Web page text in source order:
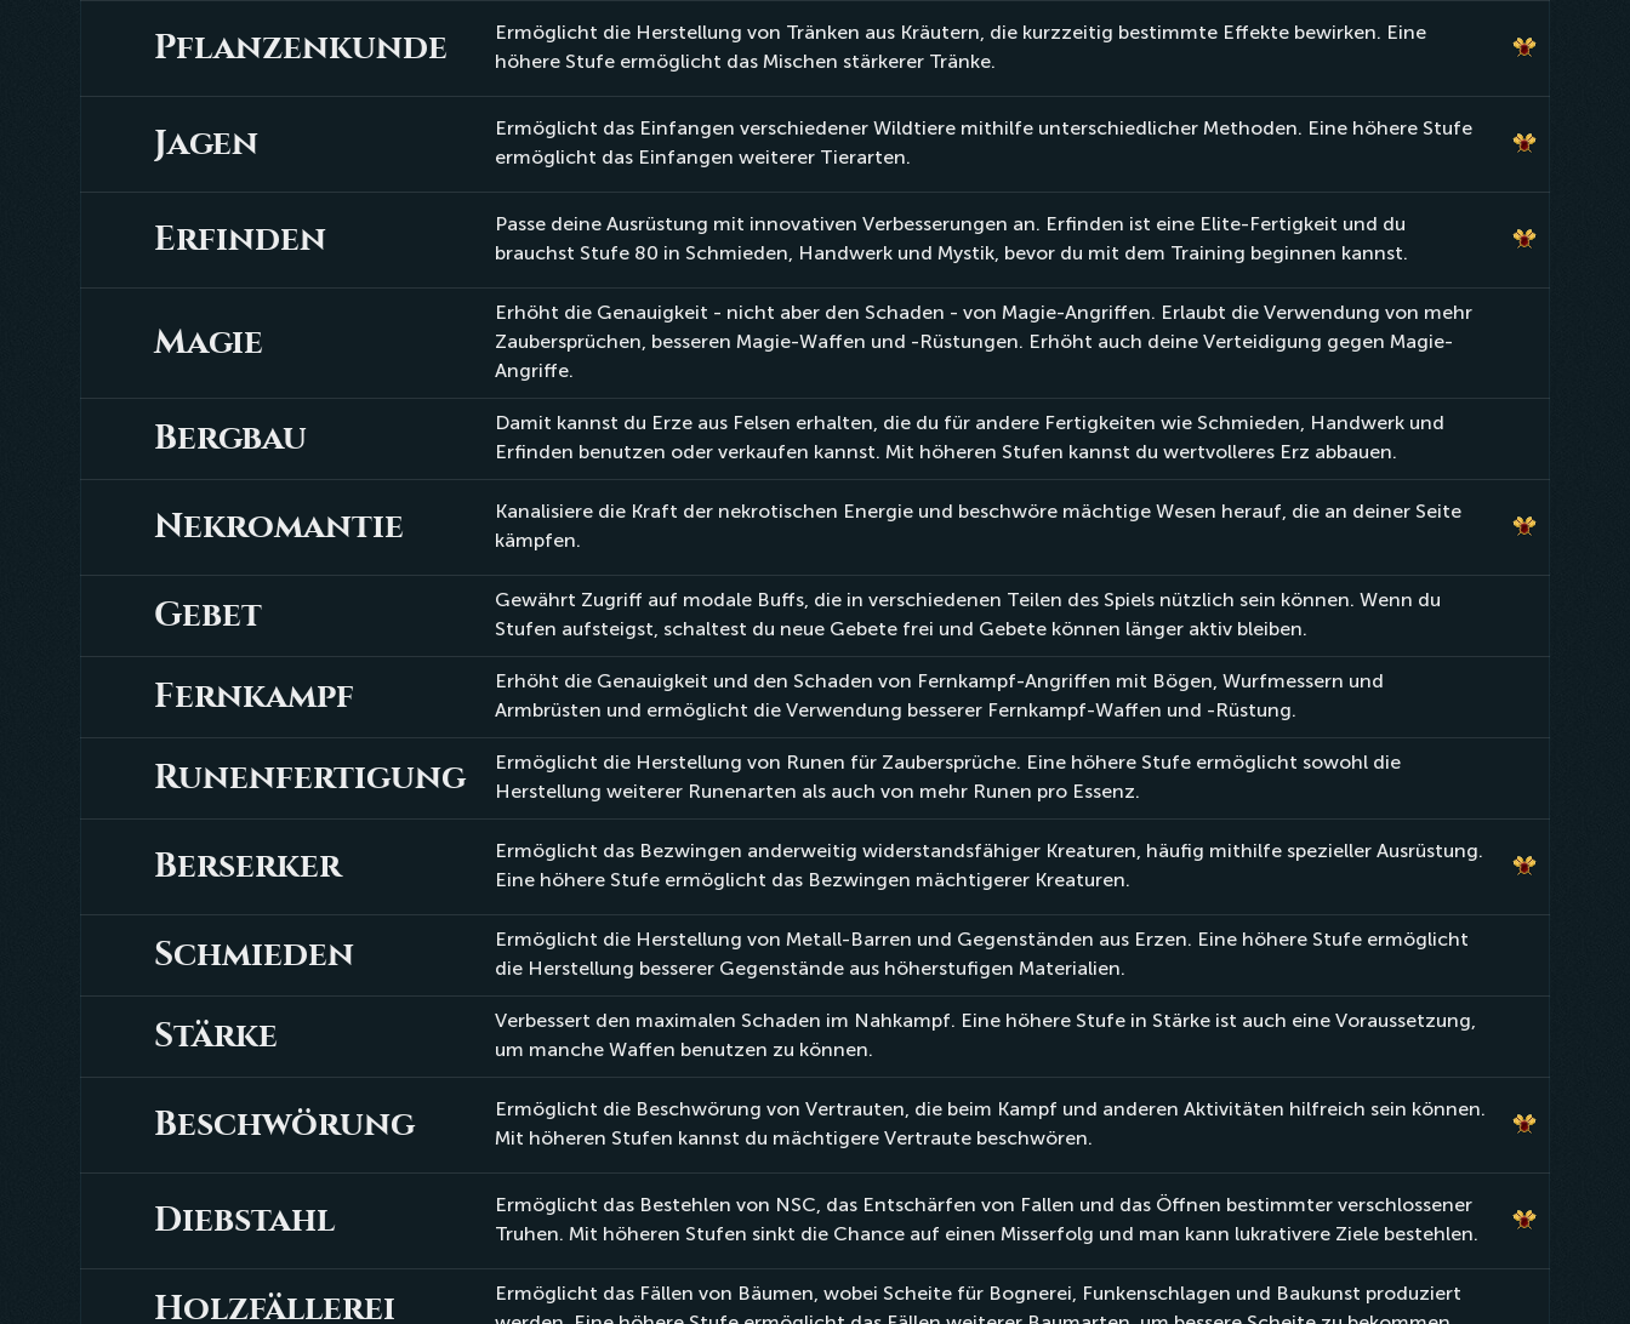
Pflanzenkunde
Pflanzenkunde
Ermöglicht die Herstellung von Tränken aus Kräutern, die kurzzeitig bestimmte Effekte bewirken. Eine
höhere Stufe ermöglicht das Mischen stärkerer Tränke.
JagenJagen
Ermöglicht das Einfangen verschiedener Wildtiere mithilfe unterschiedlicher Methoden. Eine höhere Stufe
ermöglicht das Einfangen weiterer Tierarten.
Erfinden
Erfinden
Passe deine Ausrüstung mit innovativen Verbesserungen an. Erfinden ist eine Elite-Fertigkeit und du
brauchst Stufe 80 in Schmieden, Handwerk und Mystik, bevor du mit dem Training beginnen kannst.
Magie
Magie
Erhöht die Genauigkeit - nicht aber den Schaden - von Magie-Angriffen. Erlaubt die Verwendung von mehr
Zaubersprüchen, besseren Magie-Waffen und -Rüstungen. Erhöht auch deine Verteidigung gegen Magie-
Angriffe.
Bergbau
Bergbau
Damit kannst du Erze aus Felsen erhalten, die du für andere Fertigkeiten wie Schmieden, Handwerk und
Erfinden benutzen oder verkaufen kannst. Mit höheren Stufen kannst du wertvolleres Erz abbauen.
Nekromantie
Nekromantie
Kanalisiere die Kraft der nekrotischen Energie und beschwöre mächtige Wesen herauf, die an deiner Seite
kämpfen.
GebetGebet
Gewährt Zugriff auf modale Buffs, die in verschiedenen Teilen des Spiels nützlich sein können. Wenn du
Stufen aufsteigst, schaltest du neue Gebete frei und Gebete können länger aktiv bleiben.
Fernkampf
Fernkampf
Erhöht die Genauigkeit und den Schaden von Fernkampf-Angriffen mit Bögen, Wurfmessern und
Armbrüsten und ermöglicht die Verwendung besserer Fernkampf-Waffen und -Rüstung.
Runenfertigung
Runenfertigung
Ermöglicht die Herstellung von Runen für Zaubersprüche. Eine höhere Stufe ermöglicht sowohl die
Herstellung weiterer Runenarten als auch von mehr Runen pro Essenz.
Berserker
Berserker
Ermöglicht das Bezwingen anderweitig widerstandsfähiger Kreaturen, häufig mithilfe spezieller Ausrüstung.
Eine höhere Stufe ermöglicht das Bezwingen mächtigerer Kreaturen.
Schmieden
Schmieden
Ermöglicht die Herstellung von Metall-Barren und Gegenständen aus Erzen. Eine höhere Stufe ermöglicht
die Herstellung besserer Gegenstände aus höherstufigen Materialien.
Stärke
Stärke
Verbessert den maximalen Schaden im Nahkampf. Eine höhere Stufe in Stärke ist auch eine Voraussetzung,
um manche Waffen benutzen zu können.
Beschwörung
Beschwörung
Ermöglicht die Beschwörung von Vertrauten, die beim Kampf und anderen Aktivitäten hilfreich sein können.
Mit höheren Stufen kannst du mächtigere Vertraute beschwören.
Diebstahl
Diebstahl
Ermöglicht das Bestehlen von NSC, das Entschärfen von Fallen und das Öffnen bestimmter verschlossener
Truhen. Mit höheren Stufen sinkt die Chance auf einen Misserfolg und man kann lukrativere Ziele bestehlen.
Holzfällerei
Ermöglicht das Fällen von Bäumen, wobei Scheite für Bognerei, Funkenschlagen und Baukunst produziert